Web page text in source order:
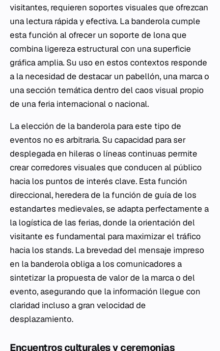
visitantes, requieren soportes visuales que ofrezcan
una lectura rápida y efectiva. La banderola cumple
esta función al ofrecer un soporte de lona que
combina ligereza estructural con una superficie
gráfica amplia. Su uso en estos contextos responde
a la necesidad de destacar un pabellón, una marca o
una sección temática dentro del caos visual propio
de una feria internacional o nacional.
La elección de la banderola para este tipo de
eventos no es arbitraria. Su capacidad para ser
desplegada en hileras o líneas continuas permite
crear corredores visuales que conducen al público
hacia los puntos de interés clave. Esta función
direccional, heredera de la función de guía de los
estandartes medievales, se adapta perfectamente a
la logística de las ferias, donde la orientación del
visitante es fundamental para maximizar el tráfico
hacia los stands. La brevedad del mensaje impreso
en la banderola obliga a los comunicadores a
sintetizar la propuesta de valor de la marca o del
evento, asegurando que la información llegue con
claridad incluso a gran velocidad de
desplazamiento.
Encuentros culturales y ceremonias